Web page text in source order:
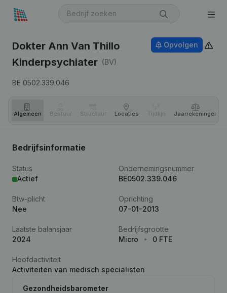
Dokter Ann Van Thillo
Kinderpsychiater (BV)
BE 0502.339.046
Opvolgen
Algemeen Bestuur Structuur Locaties Tijdlijn Jaar­rekeningen
Bedrijfsinformatie
Status
Actief
Ondernemingsnummer
BE0502.339.046
Btw-plicht
Nee
Oprichting
07-01-2013
Laatste balansjaar
2024
Bedrijfsgrootte
Micro
0 FTE
Hoofdactiviteit
Activiteiten van medisch specialisten
Gezondheidsbarometer